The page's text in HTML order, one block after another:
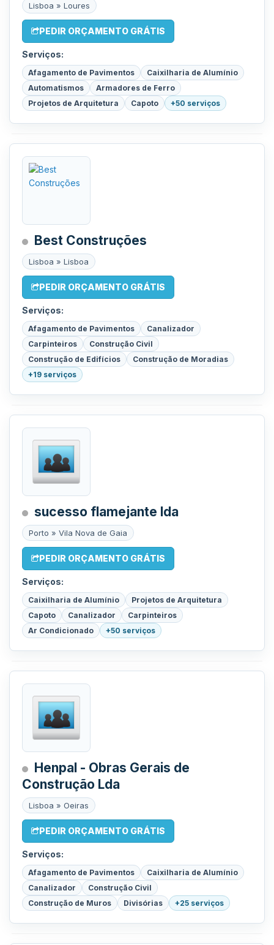
Lisboa » Loures
PEDIR ORÇAMENTO GRÁTIS
Serviços:
Afagamento de Pavimentos
Caixilharia de Alumínio
Automatismos
Armadores de Ferro
Projetos de Arquitetura
Capoto +50 serviços
Best Construções
Lisboa » Lisboa
PEDIR ORÇAMENTO GRÁTIS
Serviços:
Afagamento de Pavimentos
Canalizador
Carpinteiros
Construção Civil
Construção de Edifícios
Construção de Moradias
+19 serviços
sucesso flamejante lda
Porto » Vila Nova de Gaia
PEDIR ORÇAMENTO GRÁTIS
Serviços:
Caixilharia de Alumínio
Projetos de Arquitetura
Capoto
Canalizador
Carpinteiros
Ar Condicionado
+50 serviços
Henpal - Obras Gerais de
Construção Lda
Lisboa » Oeiras
PEDIR ORÇAMENTO GRÁTIS
Serviços:
Afagamento de Pavimentos
Caixilharia de Alumínio
Canalizador
Construção Civil
Construção de Muros
Divisórias +25 serviços